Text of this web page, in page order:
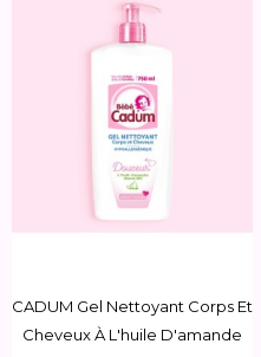
CADUM Gel Nettoyant Corps Et
Cheveux À L'huile D'amande